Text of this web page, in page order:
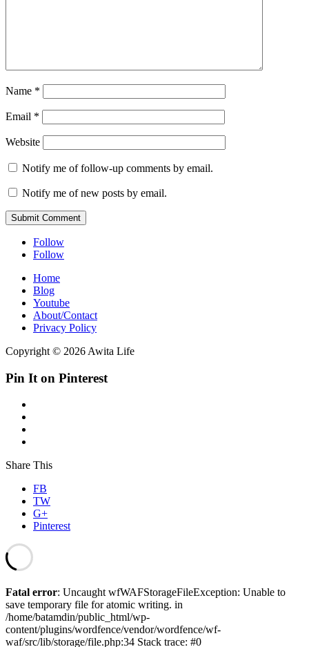
Name *
Email *
Website
Notify me of follow-up comments by email.
Notify me of new posts by email.
Submit Comment
Follow
Follow
Home
Blog
Youtube
About/Contact
Privacy Policy
Copyright © 2026 Awita Life
Pin It on Pinterest
Share This
FB
TW
G+
Pinterest
Fatal error: Uncaught wfWAFStorageFileException: Unable to
save temporary file for atomic writing. in
/home/batamdin/public_html/wp-
content/plugins/wordfence/vendor/wordfence/wf-
waf/src/lib/storage/file.php:34 Stack trace: #0